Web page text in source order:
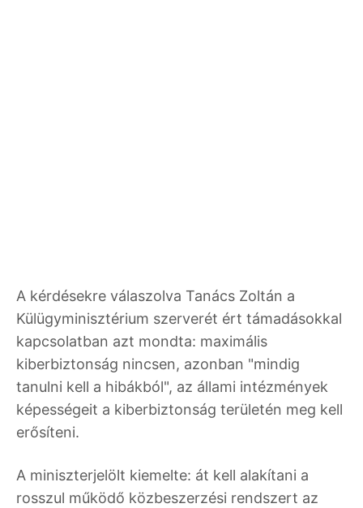
A kérdésekre válaszolva Tanács Zoltán a
Külügyminisztérium szerverét ért támadásokkal
kapcsolatban azt mondta: maximális
kiberbiztonság nincsen, azonban "mindig
tanulni kell a hibákból", az állami intézmények
képességeit a kiberbiztonság területén meg kell
erősíteni.
A miniszterjelölt kiemelte: át kell alakítani a
rosszul működő közbeszerzési rendszert az